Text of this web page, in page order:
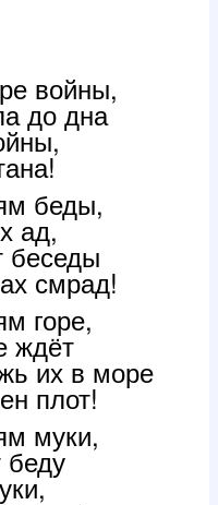
войны,
до дна
беды,
ад,
беседы
смрад!
горе,
ждёт
их в море
плот!
муки,
беду